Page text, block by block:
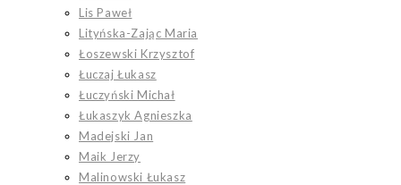
Lis Paweł
Lityńska-Zając Maria
Łoszewski Krzysztof
Łuczaj Łukasz
Łuczyński Michał
Łukaszyk Agnieszka
Madejski Jan
Maik Jerzy
Malinowski Łukasz